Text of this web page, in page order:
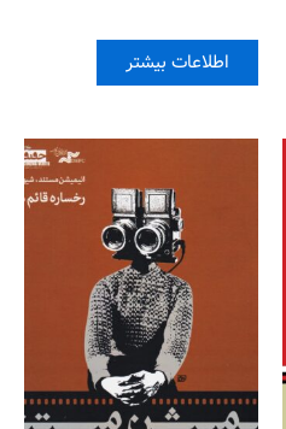
اطلاعات بیشتر